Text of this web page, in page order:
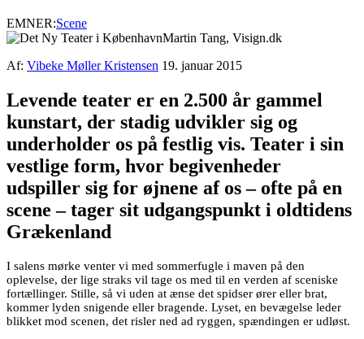
EMNER:Scene
Martin Tang, Visign.dk
Af: Vibeke Møller Kristensen 19. januar 2015
Levende teater er en 2.500 år gammel
kunstart, der stadig udvikler sig og
underholder os på festlig vis. Teater i sin
vestlige form, hvor begivenheder
udspiller sig for øjnene af os – ofte på en
scene – tager sit udgangspunkt i oldtidens
Grækenland
I salens mørke venter vi med sommerfugle i maven på den
oplevelse, der lige straks vil tage os med til en verden af sceniske
fortællinger. Stille, så vi uden at ænse det spidser ører eller brat,
kommer lyden snigende eller bragende. Lyset, en bevægelse leder
blikket mod scenen, det risler ned ad ryggen, spændingen er udløst.